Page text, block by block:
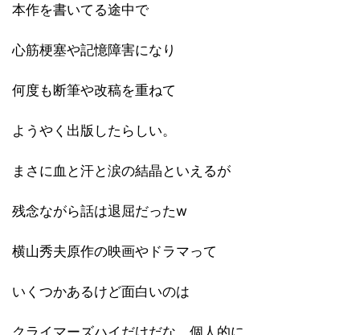
本作を書いてる途中で
心筋梗塞や記憶障害になり
何度も断筆や改稿を重ねて
ようやく出版したらしい。
まさに血と汗と涙の結晶といえるが
残念ながら話は退屈だったw
横山秀夫原作の映画やドラマって
いくつかあるけど面白いのは
クライマーズハイだけだな。個人的に。